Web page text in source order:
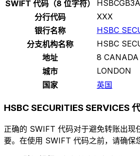
SWIFT 代码（8 位字符）
HSBCGB3A
分行代码
XXX
银行名称
HSBC
分支机构名称
HSBC
地址
8 CANADA
城市
LONDON
国家
英国
HSBC SECURITIES SERVICES
正确的 SWIFT 代码对于避免转账出现
要。在使用 SWIFT 代码之前，请确保